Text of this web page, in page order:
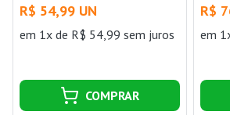
Bosch
R$ 54,99 UN
em 1x de R$ 54,99 sem juros
COMPRAR
5
R$
em